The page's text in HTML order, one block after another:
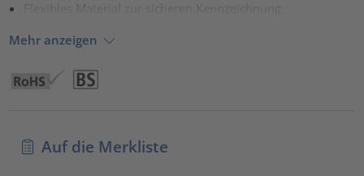
Mehr anzeigen
Auf die Merkliste